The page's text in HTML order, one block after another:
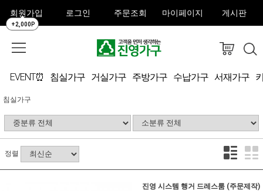
회원가입
+2,000P
로그인 주문조회 마이페이지 게시판
EVENT⏰ 침실가구 거실가구 주방가구 수납가구 서재가구
침실가구
정렬
진영 시스템 행거 드레스룸 (주문제작)